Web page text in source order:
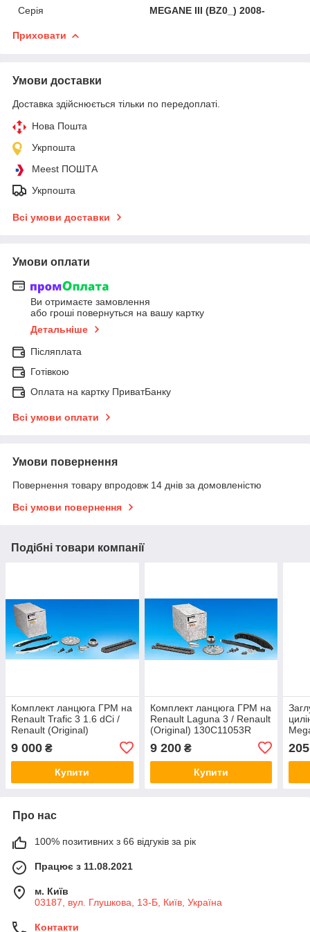
Серія
MEGANE III (BZ0_) 2008-
Приховати
Умови доставки
Доставка здійснюється тільки по передоплаті.
Нова Пошта
Укрпошта
Meest ПОШТА
Укрпошта
Всі умови доставки
Умови оплати
Ви отримаєте замовлення
або гроші повернуться на вашу картку
Детальніше
Післяплата
Готівкою
Оплата на картку ПриватБанку
Всі умови оплати
Умови повернення
Повернення товару впродовж 14 днів за домовленістю
Всі умови повернення
Подібні товари компанії
Комплект ланцюга ГРМ на
Renault Trafic 3 1.6 dCi /
Renault (Original)
9 000 ₴
Купити
Комплект ланцюга ГРМ на
Renault Laguna 3 / Renault
(Original) 130C11053R
9 200₴
Купити
205
Про нас
100% позитивних з 66 відгуків за рік
Працює з 11.08.2021
м. Київ
03187, вул. Глушкова, 13-Б, Київ, Україна
Контакти